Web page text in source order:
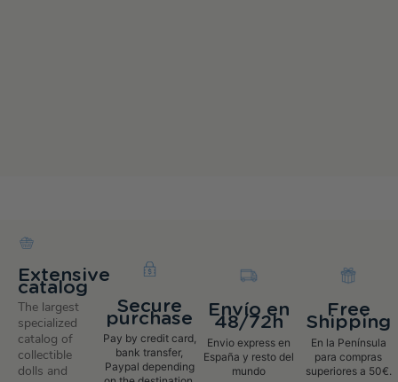
Extensive
catalog
The largest
specialized
catalog of
collectible
dolls and
Secure
purchase
Pay by credit card,
bank transfer,
Paypal depending
Envío en
48/72h
Envio express en
España y resto del
mundo
Free
Shipping
En la Península
para compras
superiores a 50€.